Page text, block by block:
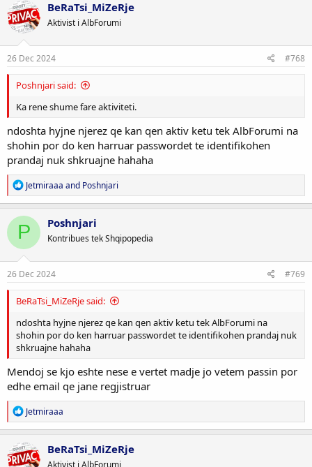
t
i
o
n
s
BeRaTsi_MiZeRje
Aktivist i AlbForumi
26 Dec 2024 #768
Poshnjari said:
Ka rene shume fare aktiviteti.
ndoshta hyjne njerez qe kan qen aktiv ketu tek AlbForumi na
shohin por do ken harruar passwordet te identifikohen
prandaj nuk shkruajne hahaha
R
e
a
c
t
o
n
s
Jetmiraaa and Poshnjari
P Poshnjari
Kontribues tek Shqipopedia
26 Dec 2024 #769
BeRaTsi_MiZeRje said:
ndoshta hyjne njerez qe kan qen aktiv ketu tek AlbForumi na
shohin por do ken harruar passwordet te identifikohen prandaj nuk
shkruajne hahaha
Mendoj se kjo eshte nese e vertet madje jo vetem passin por
edhe email qe jane regjistruar
R
e
a
c
t
Jetmiraaa
BeRaTsi_MiZeRje
Aktivist i AlbForumi